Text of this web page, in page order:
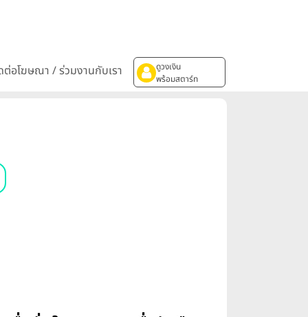
อโฆษณา / ร่วมงานกับเรา
ดูวงเงิน
พร้อมสตาร์ท